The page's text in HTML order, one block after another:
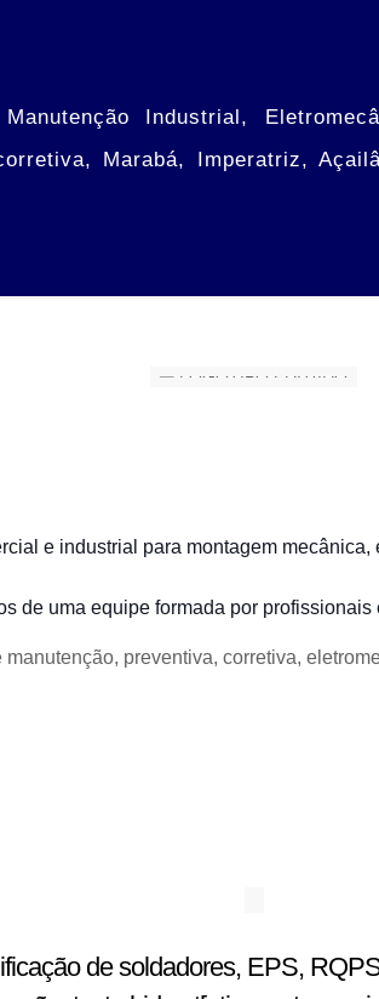
Industrial,
Marabá, Imperatriz,
e industrial para montagem
de uma equipe formada por profissionais
preventiva, corretiva,
de soldadores, EPS,